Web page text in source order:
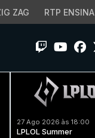
ZAG RTP ENSINA
27 Ago 2026 às 18:00
LPLOL Summer